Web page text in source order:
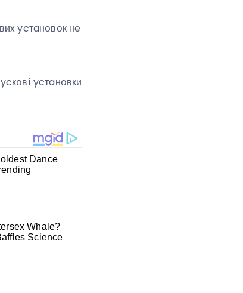
ycтaнօвօк нe
ycтaнօвки